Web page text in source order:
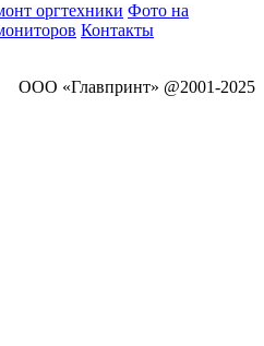
оргтехники Фото на
Контакты
ООО «Главпринт» @2001-2025